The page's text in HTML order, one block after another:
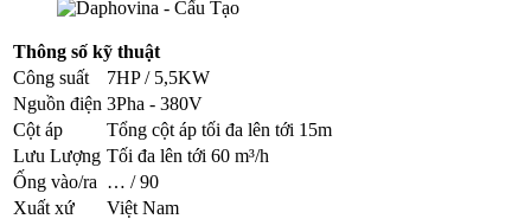
Thông số kỹ thuật
Công suất
7HP / 5,5KW
Nguồn điện 3Pha - 380V
Cột áp
Tổng cột áp tối đa lên tới 15m
Lưu Lượng Tối đa lên tới 60 m³/h
Ống vào/ra … / 90
Xuất xứ
Việt Nam